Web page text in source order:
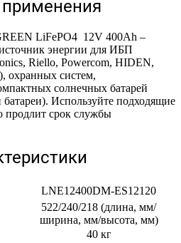
LiFePO4 12V 400Ah –
энергии для ИБП
Riello, Powercom, HIDEN,
охранных систем,
солнечных батарей
Используйте подходящие
продлит срок службы
LNE12400DM-ES12120
522/240/218 (длина, мм/
ширина, мм/высота, мм)
40 кг